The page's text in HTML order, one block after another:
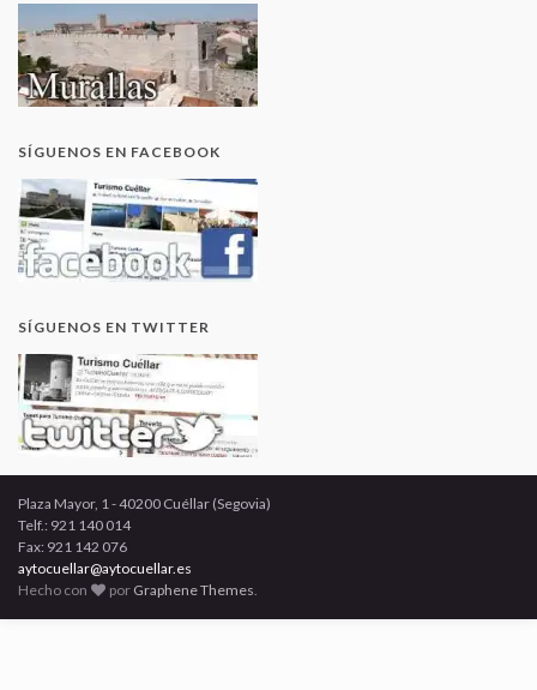
SÍGUENOS EN FACEBOOK
SÍGUENOS EN TWITTER
Plaza Mayor, 1 - 40200 Cuéllar (Segovia)
Telf.: 921 140 014
Fax: 921 142 076
aytocuellar@aytocuellar.es
Hecho con
por Graphene Themes.